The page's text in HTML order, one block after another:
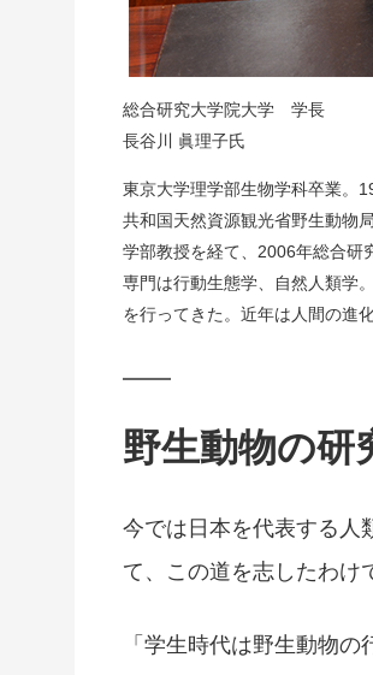
総合研究大学院大学 学長
長谷川 眞理子氏
東京大学理学部生物学科卒業。
共和国天然資源観光省野生動物
学部教授を経て、2006年総合研
専門は行動生態学、自然人類学
を行ってきた。近年は人間の進
野生動物の研
今では日本を代表する人
て、この道を志したわけ
「学生時代は野生動物